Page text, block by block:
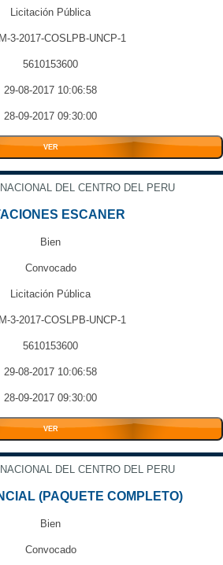
Licitación Pública
3-2017-COSLPB-UNCP-1
5610153600
29-08-2017 10:06:58
28-09-2017 09:30:00
VER
DEL CENTRO DEL PERU
ESCANER
Bien
Convocado
Licitación Pública
3-2017-COSLPB-UNCP-1
5610153600
29-08-2017 10:06:58
28-09-2017 09:30:00
VER
DEL CENTRO DEL PERU
(PAQUETE COMPLETO)
Bien
Convocado